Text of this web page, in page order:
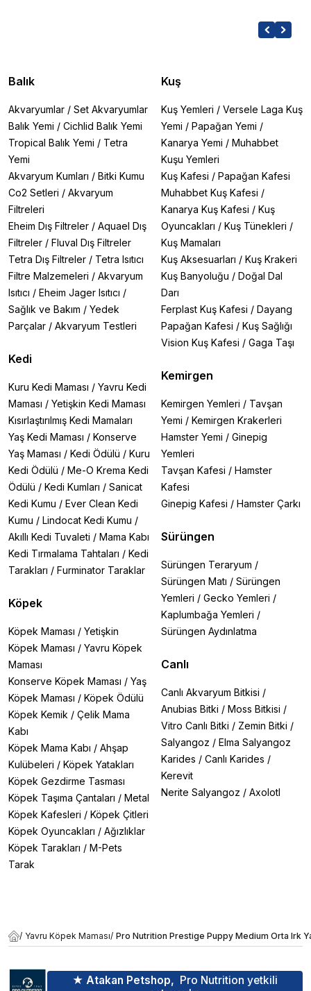
Balık
Akvaryumlar / Set Akvaryumlar
Balık Yemi / Cichlid Balık Yemi
Tropical Balık Yemi / Tetra
Yemi
Akvaryum Kumları / Bitki Kumu
Co2 Setleri / Akvaryum
Filtreleri
Eheim Dış Filtreler / Aquael Dış
Filtreler / Fluval Dış Filtreler
Tetra Dış Filtreler / Tetra Isıtıcı
Filtre Malzemeleri / Akvaryum
Isıtıcı / Eheim Jager Isıtıcı /
Sağlık ve Bakım / Yedek
Parçalar / Akvaryum Testleri
Kedi
Kuru Kedi Maması / Yavru Kedi
Maması / Yetişkin Kedi Maması
Kısırlaştırılmış Kedi Mamaları
Yaş Kedi Maması / Konserve
Yaş Maması / Kedi Ödülü / Kuru
Kedi Ödülü / Me-O Krema Kedi
Ödülü / Kedi Kumları / Sanicat
Kedi Kumu / Ever Clean Kedi
Kumu / Lindocat Kedi Kumu /
Akıllı Kedi Tuvaleti / Mama Kabı
Kedi Tırmalama Tahtaları / Kedi
Tarakları / Furminator Taraklar
Köpek
Köpek Maması / Yetişkin
Köpek Maması / Yavru Köpek
Maması
Konserve Köpek Maması / Yaş
Köpek Maması / Köpek Ödülü
Köpek Kemik / Çelik Mama
Kabı
Köpek Mama Kabı / Ahşap
Kulübeleri / Köpek Yatakları
Köpek Gezdirme Tasması
Köpek Taşıma Çantaları / Metal
Köpek Kafesleri / Köpek Çitleri
Köpek Oyuncakları / Ağızlıklar
Köpek Tarakları / M-Pets
Tarak
Kuş
Kuş Yemleri / Versele Laga Kuş
Yemi / Papağan Yemi /
Kanarya Yemi / Muhabbet
Kuşu Yemleri
Kuş Kafesi / Papağan Kafesi
Muhabbet Kuş Kafesi /
Kanarya Kuş Kafesi / Kuş
Oyuncakları / Kuş Tünekleri /
Kuş Mamaları
Kuş Aksesuarları / Kuş Krakeri
Kuş Banyoluğu / Doğal Dal
Darı
Ferplast Kuş Kafesi / Dayang
Papağan Kafesi / Kuş Sağlığı
Vision Kuş Kafesi / Gaga Taşı
Kemirgen
Kemirgen Yemleri / Tavşan
Yemi / Kemirgen Krakerleri
Hamster Yemi / Ginepig
Yemleri
Tavşan Kafesi / Hamster
Kafesi
Ginepig Kafesi / Hamster Çarkı
Sürüngen
Sürüngen Teraryum /
Sürüngen Matı / Sürüngen
Yemleri / Gecko Yemleri /
Kaplumbağa Yemleri /
Sürüngen Aydınlatma
Canlı
Canlı Akvaryum Bitkisi /
Anubias Bitki / Moss Bitkisi /
Vitro Canlı Bitki / Zemin Bitki /
Salyangoz / Elma Salyangoz
Karides / Canlı Karides /
Kerevit
Nerite Salyangoz / Axolotl
/ Yavru Köpek Maması/ Pro Nutrition Prestige Puppy Medium Orta Irk
★ Atakan Petshop, Pro Nutrition yetkili